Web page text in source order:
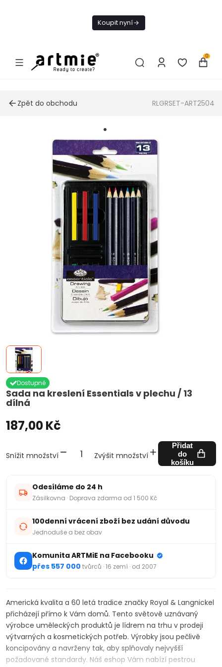
Koupit nyní
0
Zpět do obchodu RLGRSET-ART2504
Sada na kreslení Essentials v plechu / 13
dílná
Dostupné
187,00 Kč
Snížit množství Zvýšit množství
Přidat
do
košíku
Odesíláme do 24 h
Zásilkovna · Doprava zdarma od 1 500 Kč
100denní vrácení zboží bez udání důvodu
Jednoduše a bez obav
Komunita ARTMiE na Facebooku
přes 557 000 tvůrců · 16 zemí · od 2007
Americká kvalita a 60 letá tradice značky Royal & Langnickel
přicházejí přímo k Vám domů. Tento světově uznávaný
výrobce uměleckých produktů je lídrem na trhu v prodeji
výtvarných a kosmetických potřeb. Výrobky jsou pečlivě
koncipovány a navrženy tak, aby splňovaly nejvyšší
požadované standardy. Náš eshop Vám nabízí pestrou